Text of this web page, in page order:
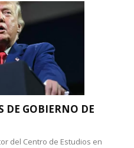
DE GOBIERNO DE
del Centro de Estudios en